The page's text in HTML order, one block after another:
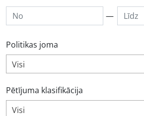
—
Politikas joma
Visi
Pētījuma klasifikācija
Visi